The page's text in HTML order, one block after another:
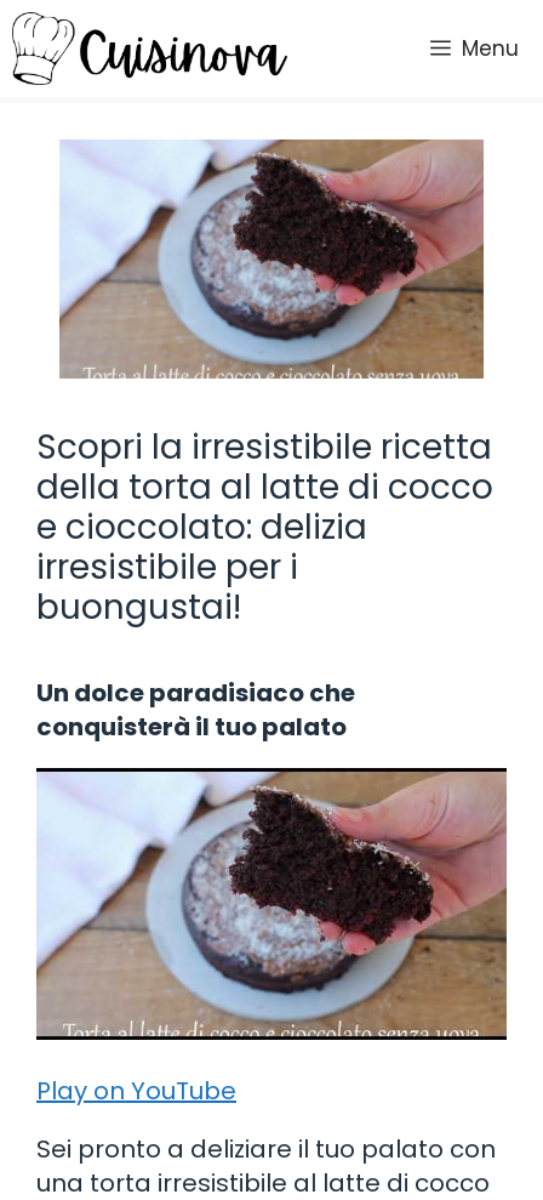
Vai
al
contenuto
Menu
Scopri la irresistibile ricetta
della torta al latte di cocco
e cioccolato: delizia
irresistibile per i
buongustai!
Un dolce paradisiaco che
conquisterà il tuo palato
Play on YouTube
Sei pronto a deliziare il tuo palato con
una torta irresistibile al latte di cocco